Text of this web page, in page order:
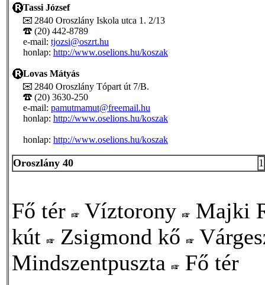
Tassi József
2840 Oroszlány Iskola utca 1. 2/13
(20) 442-8789
e-mail: tjozsi@oszrt.hu
honlap: http://www.oselions.hu/koszak
Lovas Mátyás
2840 Oroszlány Tópart út 7/B.
(20) 3630-250
e-mail: pamutmamut@freemail.hu
honlap: http://www.oselions.hu/koszak
honlap: http://www.oselions.hu/koszak
Oroszlány 40 1
Fő tér Víztorony
Majki
kút
Zsigmond kő
Mindszentpuszta
Fő tér